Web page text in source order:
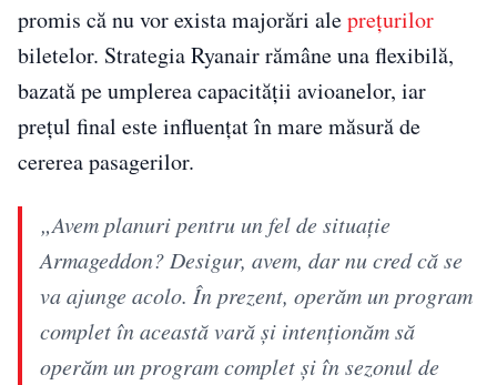
promis că nu vor exista majorări aleprețurilor
biletelor. Strategia Ryanair rămâne una flexibilă,
bazată pe umplerea capacității avioanelor, iar
prețul final este influențat în mare măsură de
cererea pasagerilor.
„Avem planuri pentru un fel de situație
Armageddon? Desigur, avem, dar nu cred că se
va ajunge acolo. În prezent, operăm un program
complet în această vară și intenționăm să
operăm un program complet și în sezonul de